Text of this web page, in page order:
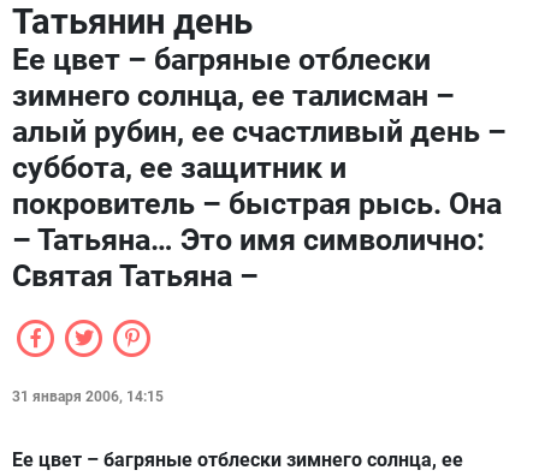
Татьянин день
Ее цвет – багряные отблески
зимнего солнца, ее талисман –
алый рубин, ее счастливый день –
суббота, ее защитник и
покровитель – быстрая рысь. Она
– Татьяна… Это имя символично:
Святая Татьяна –
31 января 2006, 14:15
Ее цвет – багряные отблески зимнего солнца, ее